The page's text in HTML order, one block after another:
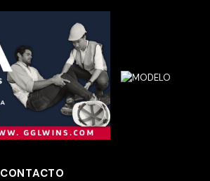
CONTACTO